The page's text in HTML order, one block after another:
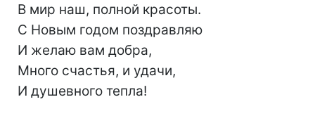
В мир наш, полной красоты.
С Новым годом поздравляю
И желаю вам добра,
Много счастья, и удачи,
И душевного тепла!